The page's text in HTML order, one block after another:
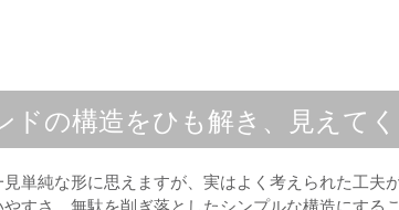
ドの構造をひも解き、見えて
単純な形に思えますが、実はよく考えられた工夫
やすさ。無駄を削ぎ落としたシンプルな構造にする